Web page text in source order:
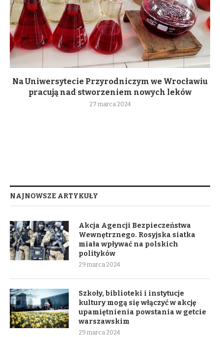
Na Uniwersytecie Przyrodniczym we Wrocławiu
pracują nad stworzeniem nowych leków
27 marca 2024
NAJNOWSZE ARTYKUŁY
Akcja Agencji Bezpieczeństwa
Wewnętrznego. Rosyjska siatka
miała wpływać na polskich
polityków
29 marca 2024
Szkoły, biblioteki i instytucje
kultury mogą się włączyć w akcję
upamiętnienia powstania w getcie
warszawskim
29 marca 2024